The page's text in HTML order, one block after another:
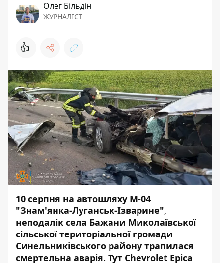
Олег Більдін
ЖУРНАЛІСТ
👍
10 серпня на автошляху М-04
"Знам'янка-Луганськ-Ізварине",
неподалік села Бажани Миколаївської
сільської територіальної громади
Синельниківського району трапилася
смертельна аварія. Тут Chevrolet Epica